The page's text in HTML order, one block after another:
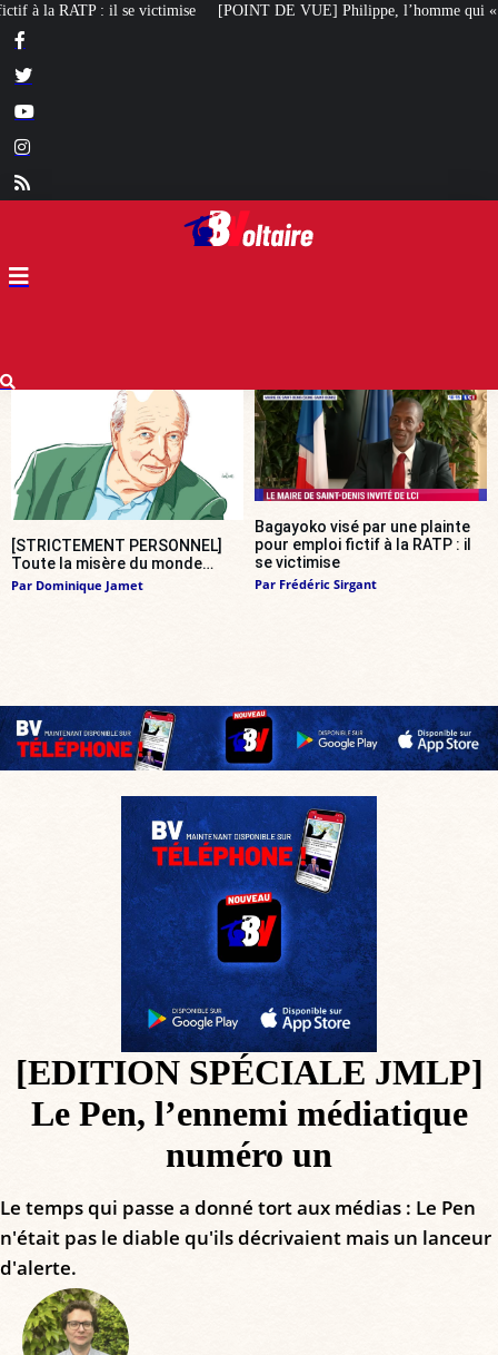
DE VUE] Philippe, l’homme qui « veut redresser notre pays » :
[STRICTEMENT PERSONNEL]
Toute la misère du monde…
Par Dominique Jamet
Bagayoko visé par une plainte
pour emploi fictif à la RATP : il
se victimise
Par Frédéric Sirgant
[EDITION SPÉCIALE JMLP]
Le Pen, l’ennemi médiatique
numéro un
Le temps qui passe a donné tort aux médias : Le Pen
n'était pas le diable qu'ils décrivaient mais un lanceur
d'alerte.